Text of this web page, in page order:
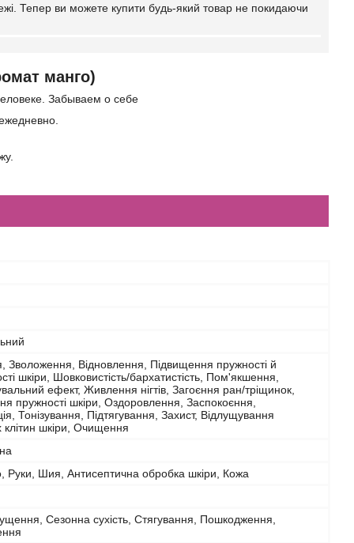
Тепер ви можете купити будь-який товар не покидаючи
манго)
Забываем о себе
Зволоження, Відновлення, Підвищення пружності й
шкіри, Шовковистість/бархатистість, Пом'якшення,
ефект, Живлення нігтів, Загоєння ран/тріщинок,
пружності шкіри, Оздоровлення, Заспокоєння,
Тонізування, Підтягування, Захист, Відлущування
клітин шкіри, Очищення
Руки, Шия, Антисептична обробка шкіри, Кожа
Сезонна сухість, Стягування, Пошкодження,